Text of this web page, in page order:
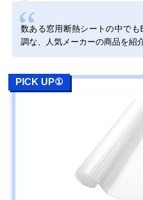
数ある窓用断熱シートの中で
調な、人気メーカーの商品を紹
PICK UP①